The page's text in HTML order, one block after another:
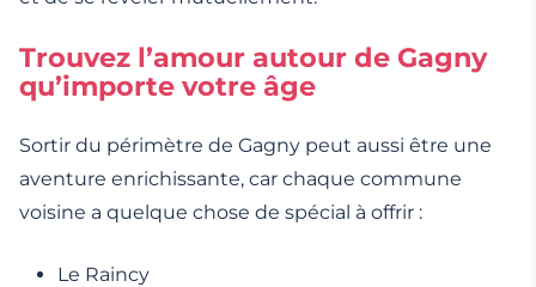
Trouvez l’amour autour de Gagny
qu’importe votre âge
Sortir du périmètre de Gagny peut aussi être une
aventure enrichissante, car chaque commune
voisine a quelque chose de spécial à offrir :
Le Raincy